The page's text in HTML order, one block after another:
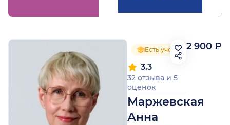
Есть ученая степень
Маржевская
Анна
3.3
32 отзыва и 5
оценок
2 900 ₽